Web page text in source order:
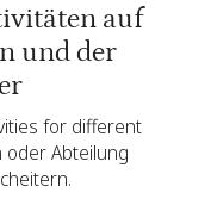
auf
und der
for different
oder Abteilung